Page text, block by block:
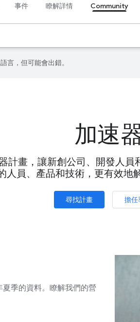
事件 瞭解詳情 Community
言，但可能會出錯。
加速
器計畫，讓新創公司、開發人
人員、產品和技術，更有效地
尋找計畫 擔任
夏季的資料。瞭解我們的營